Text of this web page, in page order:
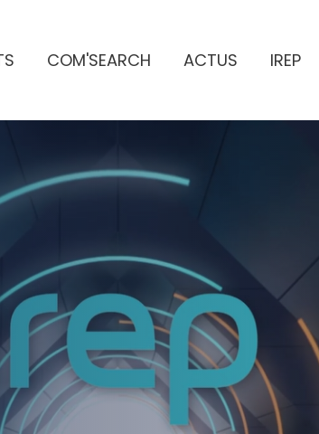
COM'SEARCH ACTUS IREP